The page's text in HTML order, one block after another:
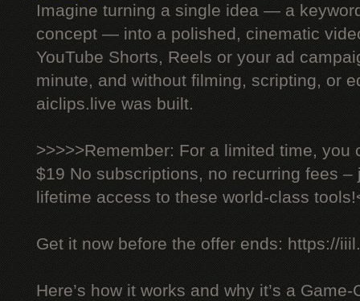
Imagine turning a single idea — a
concept — into a polished, cinematic
YouTube Shorts, Reels or your ad
minute, and without filming, scripting, or
aiclips.live was built.
>>>>>Remember: For a limited time, you
$19 No subscriptions, no recurring fees –
lifetime access to these world-class
Get it now before the offer ends: https://
Here’s how it works and why it’s a Game-